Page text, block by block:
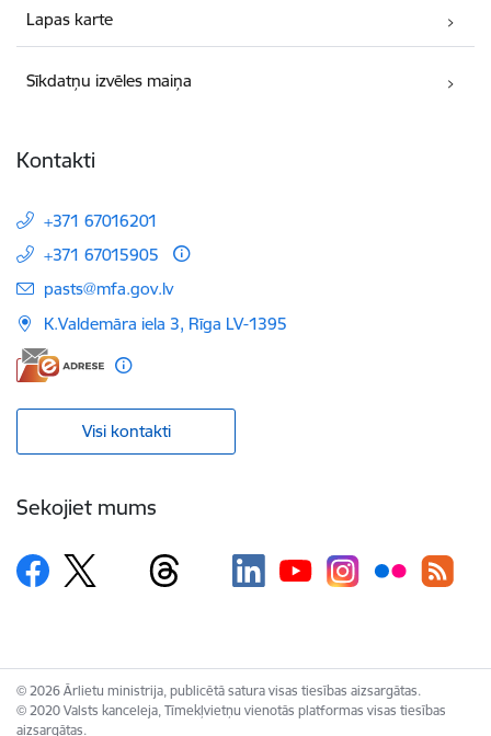
Lapas karte
Sīkdatņu izvēles maiņa
Kontakti
+371 67016201
+371 67015905
E-pasts:
pasts@mfa.gov.lv
K.Valdemāra iela 3, Rīga LV-1395
Visi kontakti
Sekojiet mums
© 2026 Ārlietu ministrija, publicētā satura visas tiesības aizsargātas.
© 2020 Valsts kanceleja, Tīmekļvietņu vienotās platformas visas tiesības
aizsargātas.